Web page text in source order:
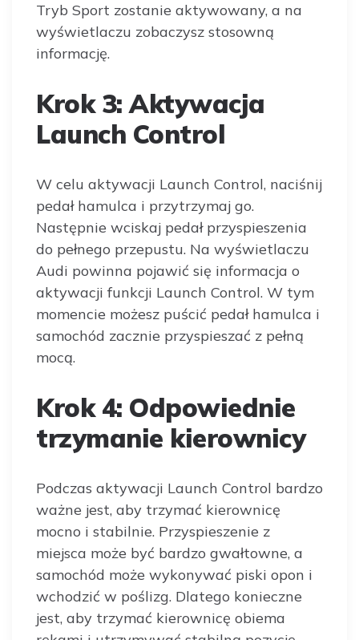
Tryb Sport zostanie aktywowany, a na
wyświetlaczu zobaczysz stosowną
informację.
Krok 3: Aktywacja
Launch Control
W celu aktywacji Launch Control, naciśnij
pedał hamulca i przytrzymaj go.
Następnie wciskaj pedał przyspieszenia
do pełnego przepustu. Na wyświetlaczu
Audi powinna pojawić się informacja o
aktywacji funkcji Launch Control. W tym
momencie możesz puścić pedał hamulca i
samochód zacznie przyspieszać z pełną
mocą.
Krok 4: Odpowiednie
trzymanie kierownicy
Podczas aktywacji Launch Control bardzo
ważne jest, aby trzymać kierownicę
mocno i stabilnie. Przyspieszenie z
miejsca może być bardzo gwałtowne, a
samochód może wykonywać piski opon i
wchodzić w poślizg. Dlatego konieczne
jest, aby trzymać kierownicę obiema